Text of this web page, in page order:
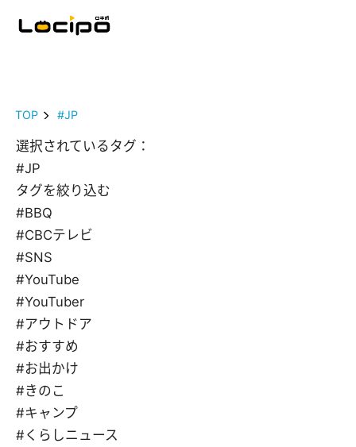
TOP #JP
選択されているタグ：
#JP
タグを絞り込む
#BBQ
#CBCテレビ
#SNS
#YouTube
#YouTuber
#アウトドア
#おすすめ
#お出かけ
#きのこ
#キャンプ
#くらしニュース